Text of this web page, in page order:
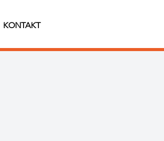
KONTAKT